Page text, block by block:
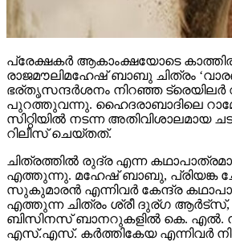
പ്രേക്ഷകര്‍ ആകാംക്ഷയോടെ
രാജമൗലിമഹേഷ് ബാബു ചിത്രം
ഭര്തൃസന്ദര്‍ശനം നിറഞ്ഞ ട്രെയിലര്‍
പുറത്തുവന്നു. ഹൈദരാബാദിലെ
സിറ്റിയില്‍ നടന്ന അതിവിശാലമായ
റിലീസ് ചെയ്തത്.
ചിത്രത്തില്‍ രുദ്ര എന്ന
എത്തുന്നു. മഹേഷ് ബാബു, പ്രിയങ്ക
സുകുമാരന്‍ എന്നിവര്‍ കേന്ദ്ര
എത്തുന്ന ചിത്രം ശ്രീ ദുര്ഗ
ബിസിനസ് ബാനറുകളില്‍ കെ. എല്‍.
എസ്.എസ്. കര്‍ത്തികേയ എന്നിവര്‍